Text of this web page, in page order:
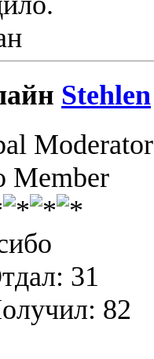
Stehlen
Moderator
Member
31
82